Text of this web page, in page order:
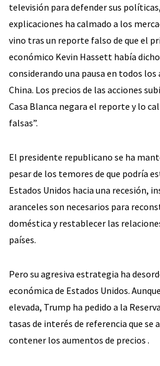
televisión para defender sus
explicaciones ha calmado a los
vino tras un reporte falso de que el
económico Kevin Hassett había
considerando una pausa en todos
China. Los precios de las acciones
Casa Blanca negara el reporte y lo
falsas”.
El presidente republicano se ha
pesar de los temores de que podría
Estados Unidos hacia una recesión,
aranceles son necesarios para
doméstica y restablecer las
países.
Pero su agresiva estrategia ha
económica de Estados Unidos.
elevada, Trump ha pedido a la
tasas de interés de referencia que se
contener los aumentos de precios .